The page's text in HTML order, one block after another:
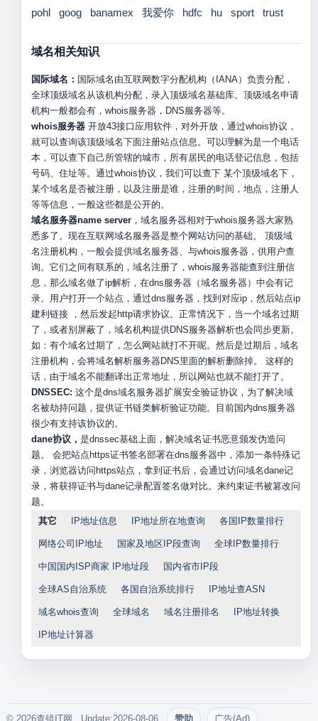
pohl
goog banamex 我爱你 hdfc hu sport trust
域名相关知识
国际域名： 国际域名由互联网数字分配机构（IANA）负责分配，
全球顶级域名从该机构分配，录入顶级域名基础库。顶级域名申请
机构一般都会有，whois服务器，DNS服务器等。
whois服务器开放43接口应用软件，对外开放，通过whois协议，
就可以查询该顶级域名下面注册站点信息。可以理解为是一个电话
本，可以查下自己所管辖的城市，所有居民的电话登记信息，包括
号码、住址等。通过whois协议，我们可以查下 某个顶级域名下，
某个域名是否被注册，以及注册是谁，注册的时间，地点，注册人
等等信息，一般这些都是公开的。
域名服务器name server，域名服务器相对于whois服务器大家熟
悉多了。现在互联网域名服务器是整个网站访问的基础。 顶级域
名注册机构，一般会提供域名服务器、与whois服务器，供用户查
询。它们之间有联系的，域名注册了，whois服务器能查到注册信
息，那么域名做了ip解析，在dns服务器（域名服务器）中会有记
录。用户打开一个站点，通过dns服务器，找到对应ip，然后站点ip
建利链接 ，然后发起http请求协议。正常情况下，当一个域名过期
了，或者别屏蔽了，域名机构提供DNS服务器解析也会同步更新。
如：有个域名过期了，怎么网站就打不开呢。然后是过期后，域名
注册机构，会将域名解析服务器DNS里面的解析删除掉。 这样的
话，由于域名不能翻译出正常地址，所以网站也就不能打开了。
DNSSEC: 这个是dns域名服务器扩展安全验证协议，为了解决域
名被劫持问题，提供证书链类解析验证功能。目前国内dns服务器
很少有支持该协议的。
dane协议， 是dnssec基础上面，解决域名证书恶意颁发伪造问
题。 会把站点https证书签名部署在dns服务器中，添加一条特殊记
录，浏览器访问https站点，拿到证书后，会通过访问域名dane记
录，将获得证书与dane记录配置签名做对比。来约束证书被篡改问
题。
其它
IP地址信息 IP地址所在地查询 各国IP数量排行
网络公司IP地址 国家及地区IP段查询 全球IP数量排行
中国国内ISP商家 IP地址段 国内省市IP段
全球AS自治系统 各国自治系统排行 IP地址查ASN
域名whois查询 全球域名 域名注册排名 IP地址转换
IP地址计算器
© 2026查错IT网. Update:2026-08-06 赞助 广告(Ad)